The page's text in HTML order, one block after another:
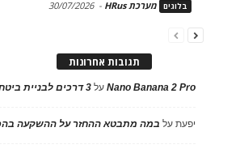
בלוגים מערכת HRus -
30/07/2026
תגובות אחרונות
Nano Banana 2 Proעל 3 דרכים לבניית ביטחון עצמי של עובדים
יפעתעל במה מתבטא ההחזר על ההשקעה